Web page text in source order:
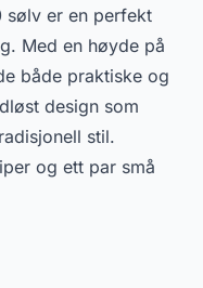
sølv er en perfekt
Med en høyde på
både praktiske og
design som
stil.
og ett par små